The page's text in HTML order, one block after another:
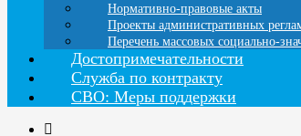
Нормативно-правовые акты
Проекты административных
Перечень массовых социально-
Достопримечательности
Служба по контракту
СВО: Меры поддержки